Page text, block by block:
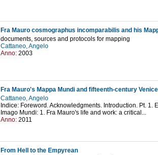
Fra Mauro cosmographus incomparabilis and his
documents, sources and protocols for mapping
Cattaneo, Angelo
Anno: 2003
Fra Mauro's Mappa Mundi and fifteenth-century Venice
Cattaneo, Angelo
Indice: Foreword. Acknowledgments. Introduction. Pt.
Imago Mundi: 1. Fra Mauro's life and work: a critical...
Anno: 2011
From Hell to the Empyrean